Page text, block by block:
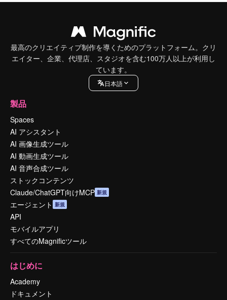
最高のクリエイティブ制作を導くためのプラットフォーム。クリ
エイター、企業、代理店、スタジオを含む100万人以上が利用し
ています。
日本語
製品
Spaces
AI アシスタント
AI 画像生成ツール
AI 動画生成ツール
AI 音声合成ツール
ストックコンテンツ
Claude/ChatGPT向けMCP 新規
エージェント 新規
API
モバイルアプリ
すべてのMagnificツール
はじめに
Academy
ドキュメント